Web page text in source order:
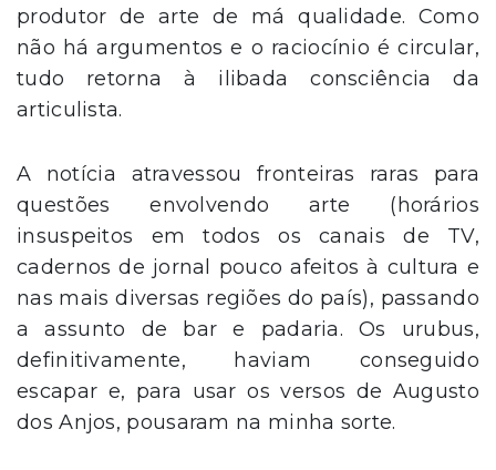
produtor de arte de má qualidade. Como
não há argumentos e o raciocínio é circular,
tudo retorna à ilibada consciência da
articulista.
A notícia atravessou fronteiras raras para
questões envolvendo arte (horários
insuspeitos em todos os canais de TV,
cadernos de jornal pouco afeitos à cultura e
nas mais diversas regiões do país), passando
a assunto de bar e padaria. Os urubus,
definitivamente, haviam conseguido
escapar e, para usar os versos de Augusto
dos Anjos, pousaram na minha sorte.